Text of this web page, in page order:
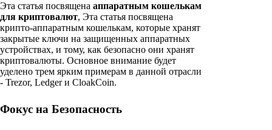
Эта статья посвящена аппаратным кошелькам
для криптовалют, Эта статья посвящена
крипто-аппаратным кошелькам, которые хранят
закрытые ключи на защищенных аппаратных
устройствах, и тому, как безопасно они хранят
криптовалюты. Основное внимание будет
уделено трем ярким примерам в данной отрасли
- Trezor, Ledger и CloakCoin.
Фокус на Безопасность